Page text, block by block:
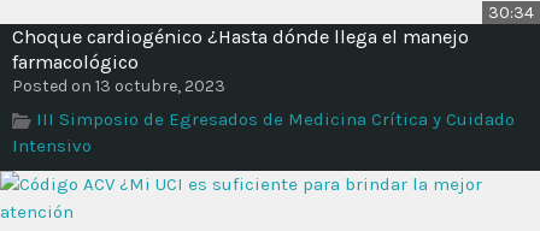
30:34
Choque cardiogénico ¿Hasta dónde llega el manejo
farmacológico
Posted on 13 octubre, 2023
III Simposio de Egresados de Medicina Crítica y Cuidado
Intensivo